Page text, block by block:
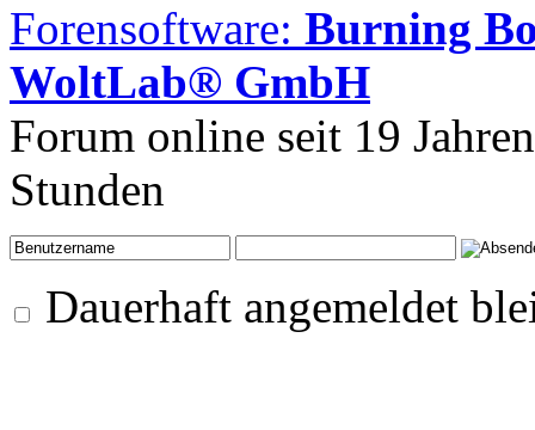
Forensoftware: Burning
WoltLab® GmbH
Forum online seit 19
Stunden
Dauerhaft angemeldet